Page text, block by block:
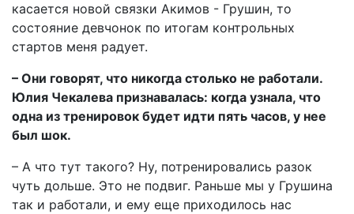
касается новой связки Акимов - Грушин, то
состояние девчонок по итогам контрольных
стартов меня радует.
– Они говорят, что никогда столько не работали.
Юлия Чекалева признавалась: когда узнала, что
одна из тренировок будет идти пять часов, у нее
был шок.
– А что тут такого? Ну, потренировались разок
чуть дольше. Это не подвиг. Раньше мы у Грушина
так и работали, и ему еще приходилось нас